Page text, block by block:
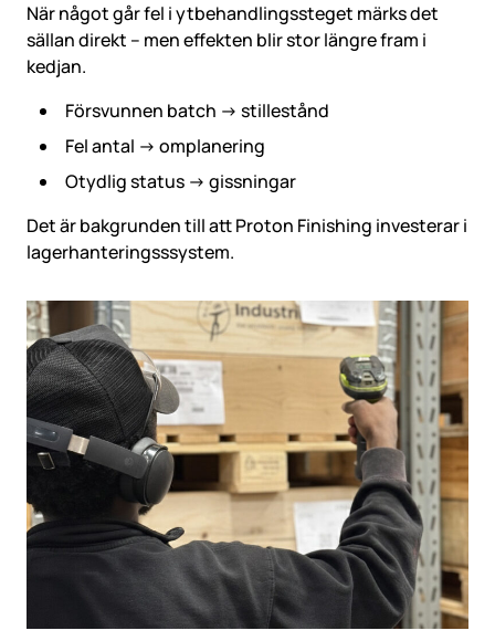
När något går fel i ytbehandlingssteget märks det
sällan direkt – men effekten blir stor längre fram i
kedjan.
Försvunnen batch → stillestånd
Fel antal → omplanering
Otydlig status → gissningar
Det är bakgrunden till attProton Finishing investerar i
lagerhanteringsssystem.